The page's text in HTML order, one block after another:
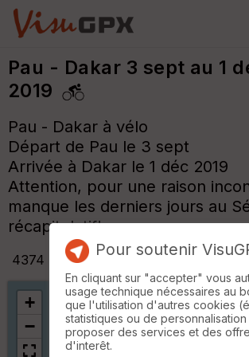
Pau - Dakar 3 sept au 1
2019
Pau - Dakar à vélo
Départ de Pau le 3 sept
Arrivée à Dakar le 1 déc 2019
Attention, pour une raison
manque les derniers jours au
récapitulatif!
4374 km +35729 m
+
−
Pour soutenir
En cliquant sur "accepter" vous
usage technique nécessaires au
que l'utilisation d'autres cookies
statistiques ou de
proposer des services et des
d'interêt.